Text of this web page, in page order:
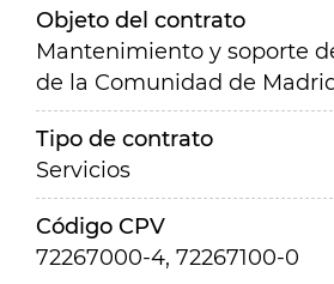
Objeto del contrato
Mantenimiento y soporte
de la Comunidad de
Tipo de contrato
Servicios
Código CPV
72267000-4, 72267100-0